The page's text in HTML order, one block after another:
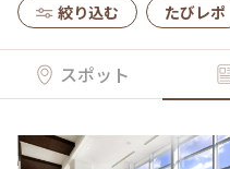
絞り込む たびレポ
スポット